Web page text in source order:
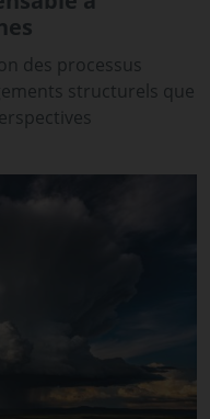
des processus
structurels que